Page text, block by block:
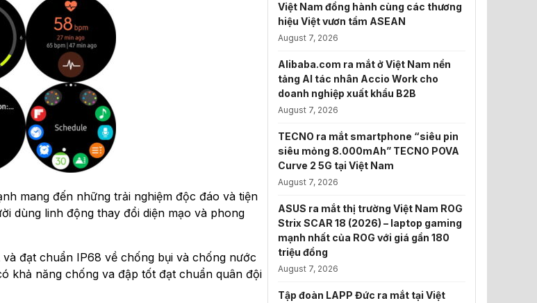
mang đến những trải nghiệm độc đáo và tiện
dùng linh động thay đổi diện mạo và phong
đạt chuẩn IP68 về chống bụi và chống nước
khả năng chống va đập tốt đạt chuẩn quân đội
Việt Nam đồng hành cùng các thương
hiệu Việt vươn tầm ASEAN
August 7, 2026
Alibaba.com ra mắt ở Việt Nam nền
tảng AI tác nhân Accio Work cho
doanh nghiệp xuất khẩu B2B
August 7, 2026
TECNO ra mắt smartphone “siêu pin
siêu mỏng 8.000mAh” TECNO POVA
Curve 2 5G tại Việt Nam
August 7, 2026
ASUS ra mắt thị trường Việt Nam ROG
Strix SCAR 18 (2026) – laptop gaming
mạnh nhất của ROG với giá gần 180
triệu đồng
August 7, 2026
Tập đoàn LAPP Đức ra mắt tại Việt